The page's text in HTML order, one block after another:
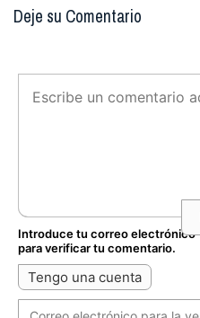
Deje su Comentario
Introduce tu correo electrónico
para verificar tu comentario.
Tengo una cuenta